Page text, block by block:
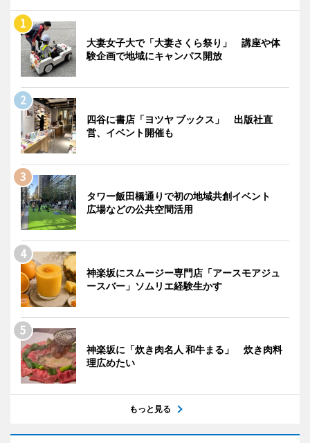
大妻女子大で「大妻さくら祭り」 講座や体
験企画で地域にキャンパス開放
四谷に書店「ヨツヤ ブックス」 出版社直
営、イベント開催も
タワー飯田橋通りで初の地域共創イベント
広場などの公共空間活用
神楽坂にスムージー専門店「アースモアジュ
ースバー」ソムリエ経験生かす
神楽坂に「炊き肉名人 和牛まる」 炊き肉料
理広めたい
もっと見る